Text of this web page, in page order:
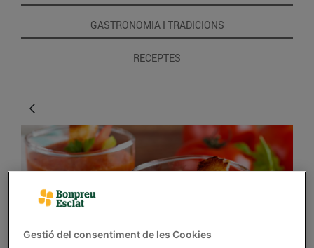
GASTRONOMIA I TRADICIONS
RECEPTES
Gestió del consentiment de les Cookies